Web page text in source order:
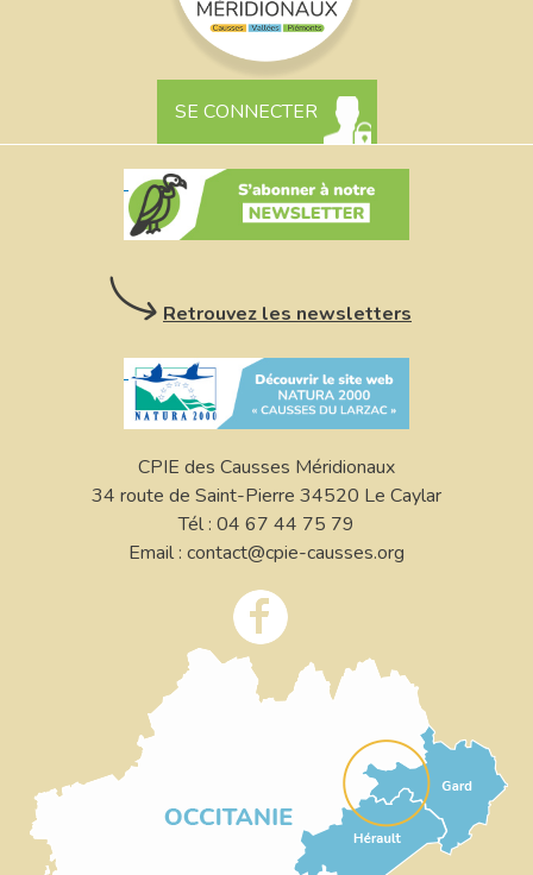
SE CONNECTER
Retrouvez les newsletters
CPIE des Causses Méridionaux
34 route de Saint-Pierre 34520 Le Caylar
Tél : 04 67 44 75 79
Email : contact@cpie-causses.org